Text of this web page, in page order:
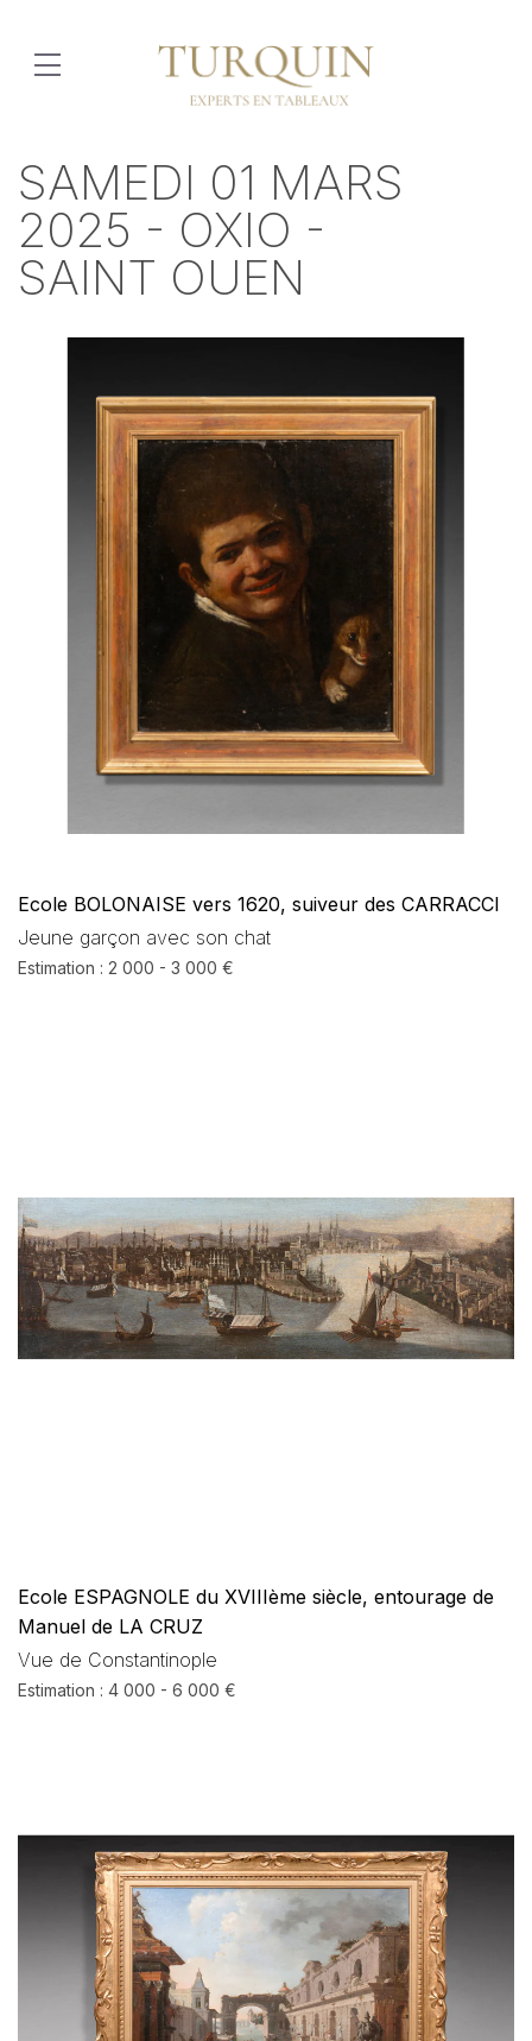
SAMEDI 01 MARS
2025 - OXIO -
SAINT OUEN
Ecole BOLONAISE vers 1620, suiveur des CARRACCI
Jeune garçon avec son chat
Estimation : 2 000 - 3 000 €
Ecole ESPAGNOLE du XVIIIème siècle, entourage de
Manuel de LA CRUZ
Vue de Constantinople
Estimation : 4 000 - 6 000 €